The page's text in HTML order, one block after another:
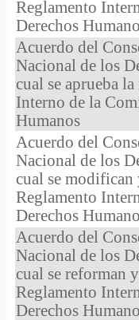
Reglamento
Derechos
Acuerdo del
Nacional de los
cual se aprueba
Interno de la
Humanos
Acuerdo del
Nacional de los
cual se
Reglamento
Derechos
Acuerdo del
Nacional de los
cual se reforman
Reglamento
Derechos